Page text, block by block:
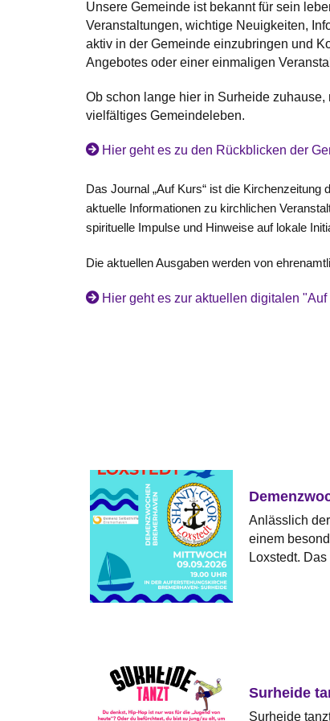
Unsere Gemeinde ist bekannt für sein
Veranstaltungen, wichtige Neuigkeiten,
aktiv in der Gemeinde einzubringen und
Angebotes oder einer einmaligen
Ob schon lange hier in Surheide
vielfältiges Gemeindeleben.
Hier geht es zu den Rückblicken der
Das Journal „Auf Kurs“ ist die
aktuelle Informationen zu kirchlichen
spirituelle Impulse und Hinweise auf lokale
Die aktuellen Ausgaben werden von
Hier geht es zur aktuellen digitalen "Auf
Anlässlich
einem
Loxstedt. Das
Surheide
Surheide